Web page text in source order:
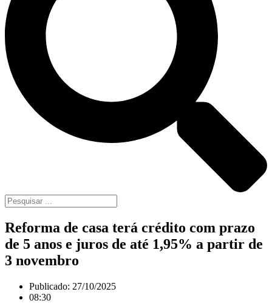
Reforma de casa terá crédito com prazo
de 5 anos e juros de até 1,95% a partir de
3 novembro
Publicado: 27/10/2025
08:30